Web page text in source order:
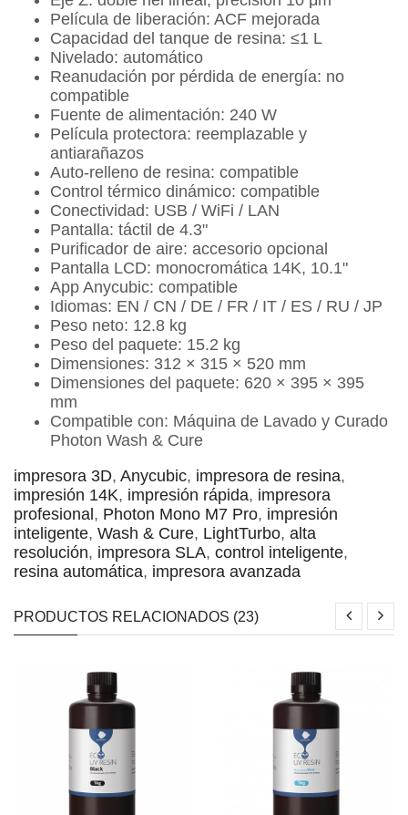
Película de liberación: ACF mejorada
Capacidad del tanque de resina: ≤1 L
Nivelado: automático
Reanudación por pérdida de energía: no
compatible
Fuente de alimentación: 240 W
Película protectora: reemplazable y
antiarañazos
Auto-relleno de resina: compatible
Control térmico dinámico: compatible
Conectividad: USB / WiFi / LAN
Pantalla: táctil de 4.3"
Purificador de aire: accesorio opcional
Pantalla LCD: monocromática 14K, 10.1"
App Anycubic: compatible
Idiomas: EN / CN / DE / FR / IT / ES / RU / JP
Peso neto: 12.8 kg
Peso del paquete: 15.2 kg
Dimensiones: 312 × 315 × 520 mm
Dimensiones del paquete: 620 × 395 × 395
mm
Compatible con: Máquina de Lavado y Curado
Photon Wash & Cure
impresora 3D, Anycubic, impresora de resina,
impresión 14K, impresión rápida, impresora
profesional , Photon Mono M7 Pro, impresión
inteligente, Wash & Cure, LightTurbo, alta
resolución, impresora SLA, control inteligente,
resina automática, impresora avanzada
PRODUCTOS RELACIONADOS (23)